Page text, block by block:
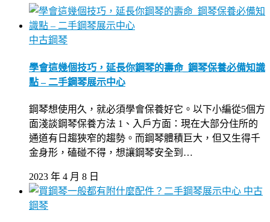
中古鋼琴
學會這幾個技巧，延長你鋼琴的壽命_鋼琴保養必備知識
點 – 二手鋼琴展示中心
鋼琴想使用久，就必須學會保養好它。以下小編從5個方
面淺談鋼琴保養方法 1、入戶方面：現在大部分住所的
通道有日趨狹窄的趨勢。而鋼琴體積巨大，但又生得千
金身形，磕碰不得，想讓鋼琴安全到…
2023 年 4 月 8 日
中古
鋼琴